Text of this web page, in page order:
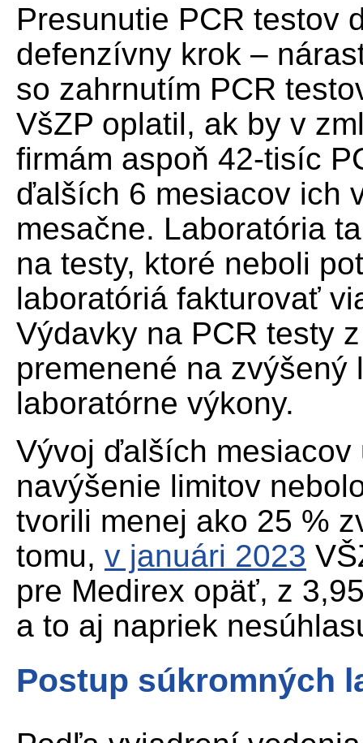
Presunutie PCR testov
defenzívny krok –
so zahrnutím PCR
VšZP oplatil, ak by v
firmám aspoň 42-tisíc
ďalších 6 mesiacov ich
mesačne. Laboratória
na testy, ktoré neboli
laboratóriá fakturovať
Výdavky na PCR testy
premenené na zvýšený
laboratórne výkony.
Vývoj ďalších
navýšenie limitov
tvorili menej ako 25 %
tomu, v januári 2023
pre Medirex opäť, z
a to aj napriek
Postup súkromných